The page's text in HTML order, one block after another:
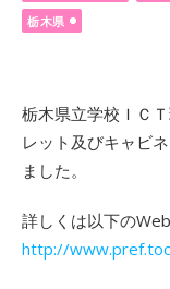
栃木県
栃木県立学校ＩＣ
レット及びキャビ
ました。
詳しくは以下の
http://